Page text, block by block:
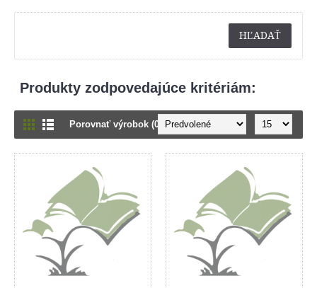
Produkty zodpovedajúce kritériám:
Porovnať výrobok (0)